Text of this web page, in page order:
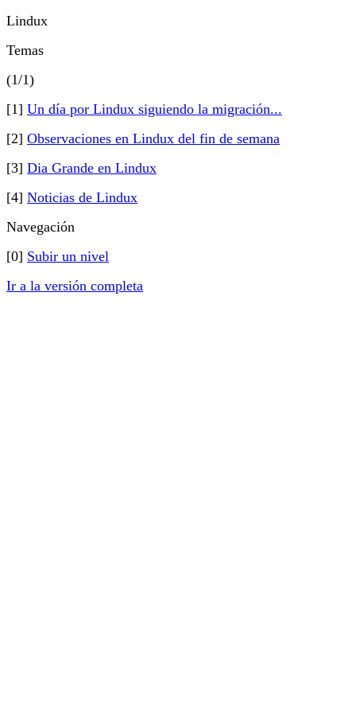
Lindux
Temas
(1/1)
[1] Un día por Lindux siguiendo la migración...
[2] Observaciones en Lindux del fin de semana
[3] Dia Grande en Lindux
[4] Noticias de Lindux
Navegación
[0] Subir un nivel
Ir a la versión completa